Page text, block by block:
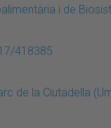
i de
418385
de la Ciutadella